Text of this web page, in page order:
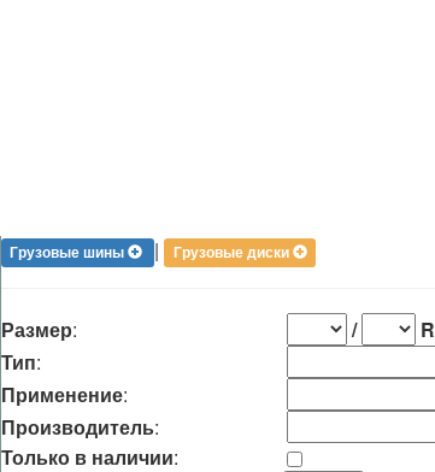
Грузовые шины | Грузовые диски
Размер: /
R
Тип:
Применение:
Производитель:
Только в наличии: